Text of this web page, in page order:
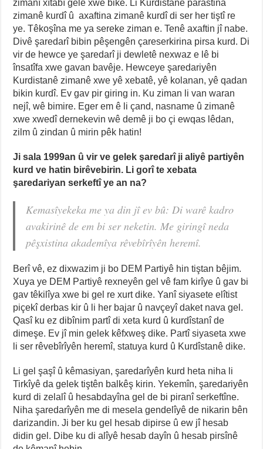
zimanî xîtabî gelê xwe bike. Li Kurdistanê parastina
zimanê kurdî û axaftina zimanê kurdî di ser her tiştî re
ye. Têkoşîna me ya sereke ziman e. Tenê axaftin jî nabe.
Divê şaredarî bibin pêşengên çareserkirina pirsa kurd. Di
vir de hewce ye şaredarî ji dewletê nexwaz e lê bi
însatîfa xwe gavan bavêje. Hewceye şaredariyên
Kurdistanê zimanê xwe yê xebatê, yê kolanan, yê qadan
bikin kurdî. Ev gav pir giring in. Ku ziman li van waran
nejî, wê bimire. Eger em ê li çand, nasname û zimanê
xwe xwedî dernekevin wê demê ji bo çi ewqas lêdan,
zilm û zindan û mirin pêk hatin!
Ji sala 1999an û vir ve gelek şaredarî ji aliyê partiyên
kurd ve hatin birêvebirin. Li gorî te xebata
şaredariyan serkeftî ye an na?
Kemasîyekeka me ya din jî ev bû: Di warê kadro
avakirinê de em bi ser neketin. Me giringî neda
pêşxistina akademîya rêvebîrîyên heremî.
Berî vê, ez dixwazim ji bo DEM Partiyê hin tiştan bêjim.
Xuya ye DEM Partiyê rexneyên gel vê fam kirîye û gav bi
gav têkilîya xwe bi gel re xurt dike. Yanî siyasete elîtist
piçekî derbas kir û li her bajar û navçeyî daket nava gel.
Qasî ku ez dibînim partî di xeta kurd û kurdîstanî de
dimeşe. Ev jî min gelek kêfxweş dike. Partî siyaseta xwe
li ser rêvebîrîyên heremî, statuya kurd û Kurdîstanê dike.
Li gel şaşî û kêmasiyan, şaredarîyên kurd heta niha li
Tirkîyê da gelek tiştên balkêş kirin. Yekemîn, şaredariyên
kurd di zelalî û hesabdayîna gel de bi piranî serkeftîne.
Niha şaredarîyên me di mesela gendelîyê de nikarin bên
darizandin. Ji ber ku gel hesab dipirse û ew jî hesab
didin gel. Dibe ku di alîyê hesab dayîn û hesab pirsînê